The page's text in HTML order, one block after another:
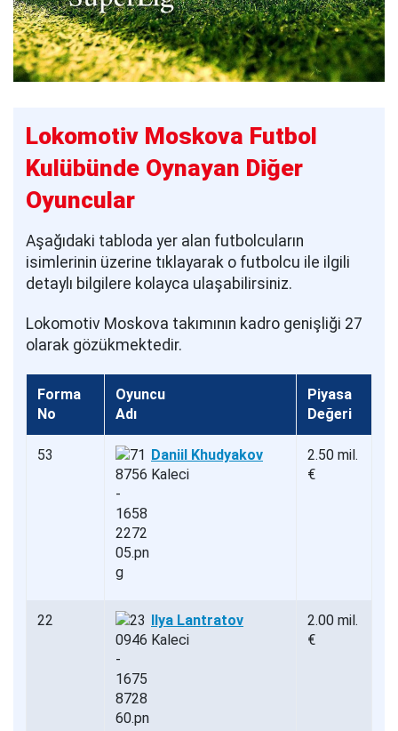
Lokomotiv Moskova Futbol
Kulübünde Oynayan Diğer
Oyuncular
Aşağıdaki tabloda yer alan futbolcuların
isimlerinin üzerine tıklayarak o futbolcu ile ilgili
detaylı bilgilere kolayca ulaşabilirsiniz.
Lokomotiv Moskova takımının kadro genişliği 27
olarak gözükmektedir.
Forma
No
Oyuncu
Adı
Piyasa
Değeri
53
Daniil Khudyakov
Kaleci
2.50 mil.
€
22
Ilya Lantratov
Kaleci
2.00 mil.
€